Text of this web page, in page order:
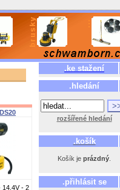
.ke stažení
.hledání
rozšířené hledání
.košík
Košík je prázdný
.přihlásit se
14,4V - 2